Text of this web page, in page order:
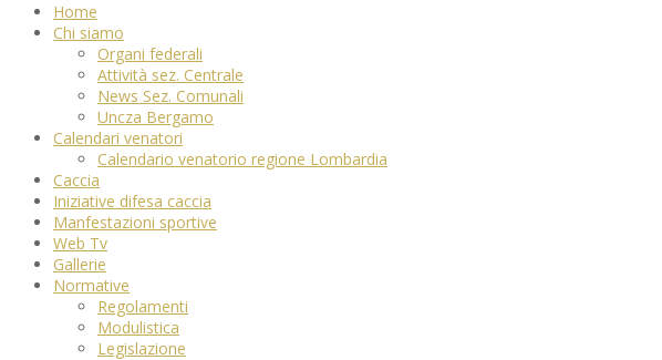
Home
Chi siamo
Organi federali
Attività sez. Centrale
News Sez. Comunali
Uncza Bergamo
Calendari venatori
Calendario venatorio regione Lombardia
Caccia
Iniziative difesa caccia
Manfestazioni sportive
Web Tv
Gallerie
Normative
Regolamenti
Modulistica
Legislazione